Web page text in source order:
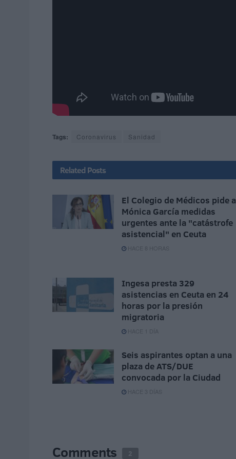
Tags: Coronavirus Sanidad
Related Posts
El Colegio de Médicos pide a
Mónica García medidas
urgentes ante la "catástrofe
asistencial" en Ceuta
HACE 8 HORAS
Ingesa presta 329
asistencias en Ceuta en 24
horas por la presión
migratoria
HACE 1 DÍA
Seis aspirantes optan a una
plaza de ATS/DUE
convocada por la Ciudad
HACE 3 DÍAS
Comments 2